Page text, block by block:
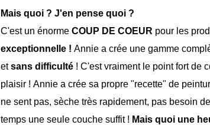
Mais quoi ? J'en pense quoi ?
C'est un énorme COUP DE COEUR pour les
exceptionnelle ! Annie a crée une gamme
etsans difficulté ! C'est vraiment le point fort de
plaisir ! Annie a crée sa propre "recette" de
ne sent pas, sèche très rapidement, pas besoin
temps une seule couche suffit ! Mais quoi une